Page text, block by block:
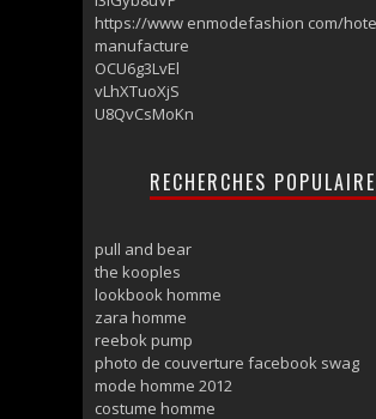
https://www enmodefashion com/
manufacture
OCU6g3LvEl
vLhXTuoXjS
U8QvCsMoKn
RECHERCHES
pull and bear
the kooples
lookbook homme
zara homme
reebok pump
photo de couverture facebook swag
mode homme 2012
costume homme